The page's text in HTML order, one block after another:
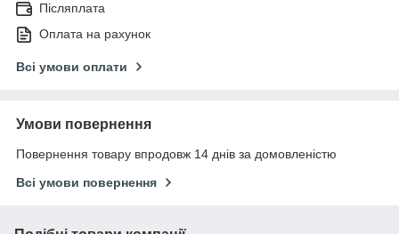
Післяплата
Оплата на рахунок
Всі умови оплати
Умови повернення
Повернення товару впродовж 14 днів за домовленістю
Всі умови повернення